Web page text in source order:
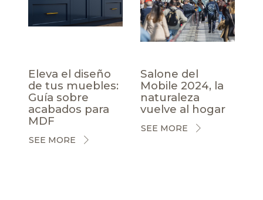
Eleva el diseño
de tus muebles:
Guía sobre
acabados para
MDF
SEE MORE
Salone del
Mobile 2024, la
naturaleza
vuelve al hogar
SEE MORE